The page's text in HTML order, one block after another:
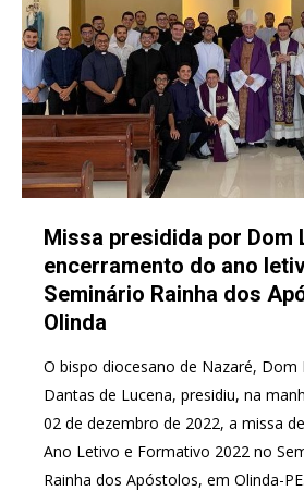
Missa presidida por Dom
encerramento do ano
Seminário Rainha dos
Olinda
O bispo diocesano de Nazaré, Dom
Dantas de Lucena, presidiu, na
02 de dezembro de 2022, a missa
Ano Letivo e Formativo 2022 no
Rainha dos Apóstolos, em Olinda-